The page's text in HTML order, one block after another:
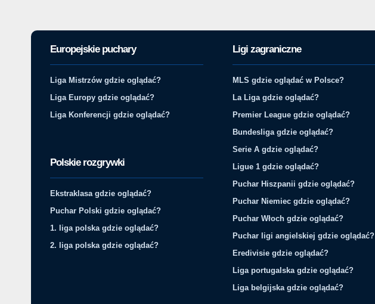
Europejskie puchary
Liga Mistrzów gdzie oglądać?
Liga Europy gdzie oglądać?
Liga Konferencji gdzie oglądać?
Polskie rozgrywki
Ekstraklasa gdzie oglądać?
Puchar Polski gdzie oglądać?
1. liga polska gdzie oglądać?
2. liga polska gdzie oglądać?
Ligi zagraniczne
MLS gdzie oglądać w Polsce?
La Liga gdzie oglądać?
Premier League gdzie oglądać?
Bundesliga gdzie oglądać?
Serie A gdzie oglądać?
Ligue 1 gdzie oglądać?
Puchar Hiszpanii gdzie oglądać?
Puchar Niemiec gdzie oglądać?
Puchar Włoch gdzie oglądać?
Puchar ligi angielskiej gdzie oglądać?
Eredivisie gdzie oglądać?
Liga portugalska gdzie oglądać?
Liga belgijska gdzie oglądać?